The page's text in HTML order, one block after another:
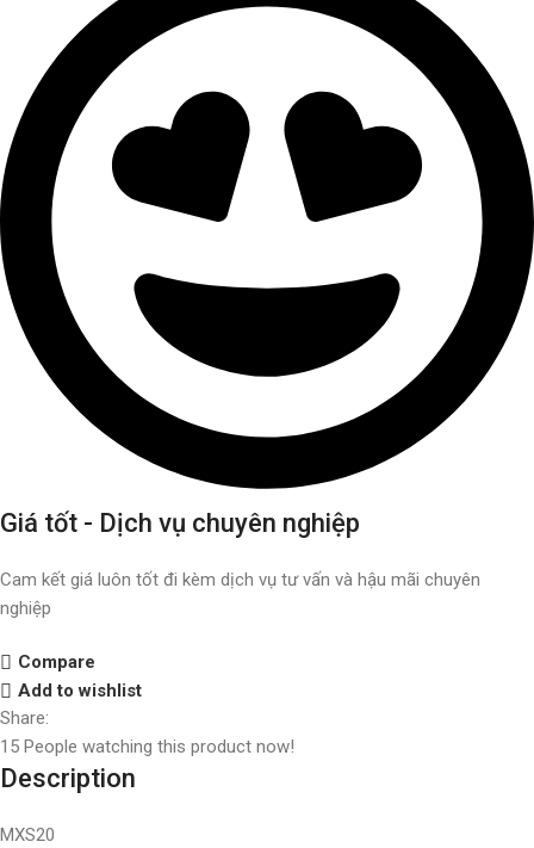
Giá tốt - Dịch vụ chuyên nghiệp
Cam kết giá luôn tốt đi kèm dịch vụ tư vấn và hậu mãi chuyên
nghiệp
Compare
Add to wishlist
Share:
15 People watching this product now!
Description
MXS20